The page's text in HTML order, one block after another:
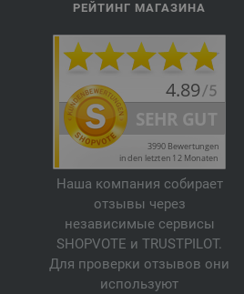
РЕЙТИНГ МАГАЗИНА
Наша компания собирает
отзывы через
независимые сервисы
SHOPVOTE и TRUSTPILOT.
Для проверки отзывов они
используют